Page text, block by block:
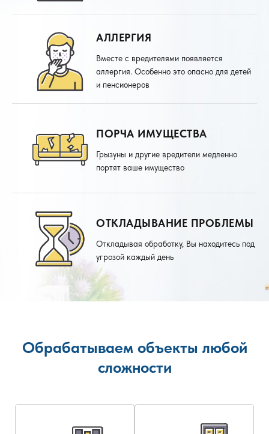
АЛЛЕРГИЯ
Вместе с вредителями появляется
аллергия. Особенно это опасно для детей
и пенсионеров
ПОРЧА ИМУЩЕСТВА
Грызуны и другие вредители медленно
портят ваше имущество
ОТКЛАДЫВАНИЕ ПРОБЛЕМЫ
Откладывая обработку, Вы находитесь под
угрозой каждый день
Обрабатываем объекты любой
сложности